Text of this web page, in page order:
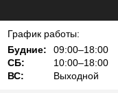
График работы:
Будние:
09:00–18:00
СБ:
10:00–18:00
ВС:
Выходной